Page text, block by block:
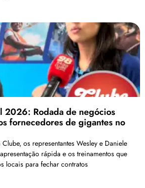
2026: Rodada de negócios
fornecedores de gigantes no
os representantes Wesley e Daniele
rápida e os treinamentos que
locais para fechar contratos